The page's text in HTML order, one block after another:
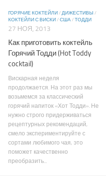
ГОРЯЧИЕ КОКТЕЙЛИ/ДИЖЕСТИВЫ /
КОКТЕЙЛИ С ВИСКИ/США/ТОДДИ
27 НОЯ, 2013
Как приготовить коктейль
Горячий Тодди (Hot Toddy
cocktail)
Вискарная неделя
продолжается. На этот раз мы
возьмемся за классический
горячий напиток «Хот Тодди». Не
нужно строго придерживаться
рецептурных рекомендаций,
смело экспериментируйте с
сортами любимого чая, это
поможет качественно
преобразить...